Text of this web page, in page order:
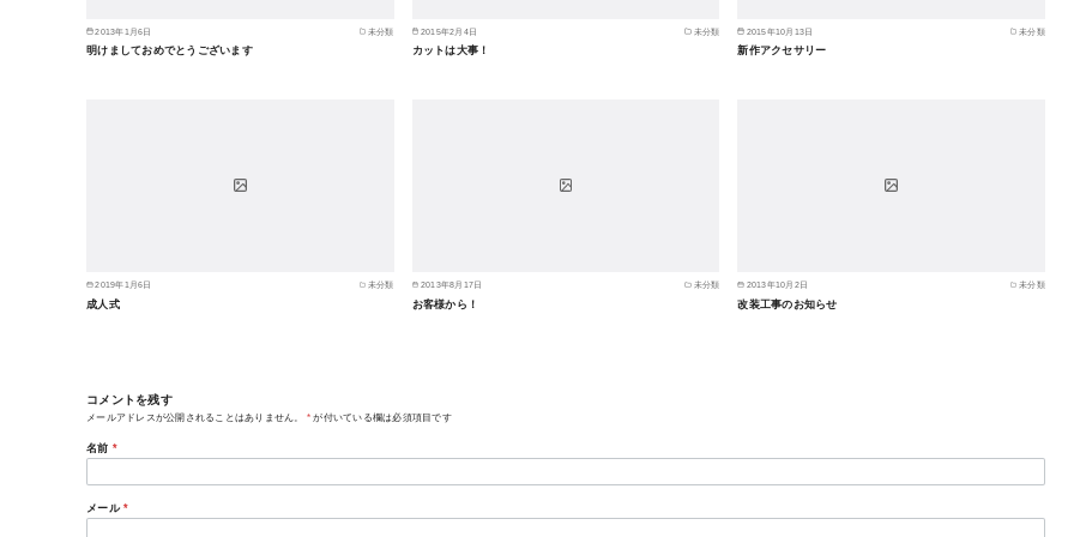
2013年1月6日 未分類
明けましておめでとうございます
2015年2月4日 未分類
カットは大事！
2015年10月13日 未分類
新作アクセサリー
2019年1月6日 未分類
成人式
2013年8月17日 未分類
お客様から！
2013年10月2日 未分類
改装工事のお知らせ
コメントを残す
メールアドレスが公開されることはありません。 * が付いている欄は必須項目です
名前 *
メール *